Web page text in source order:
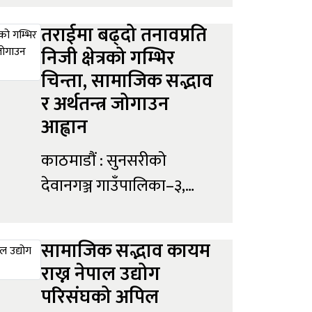
कप्तानगञ्जलगायत तराईका
विभिन्न जिल्लामा पछिल्ला
दिनमा विकसित तनावपूर्ण
अवस्था, सामाजिक अशान्ति
तथा हिंसात्मक घटनाप्रति
गम्भीर चिन्ता व्यक्त गर्दै शान्ति,
सामाजिक सद्भाव र आर्थिक
गतिविधिको संरक्षणका लागि
अपनाउन...
तराईमा बढ्दो तनावप्रति
निजी क्षेत्रको गम्भिर
चिन्ता, सामाजिक सद्भाव
र अर्थतन्त्र जोगाउन
आह्वान
काठमाडौं : सुनसरीको
देवानगञ्ज गाउँपालिका–३,
विभिन्न जिल्लामा पछिल्ला केही
दिनयता देखिएको अशान्ति,
हिंसा तथा सामाजिक तनावप्रति
सामाजिक सद्भाव कायम
राख्न नेपाल उद्योग
परिसंघको अपिल